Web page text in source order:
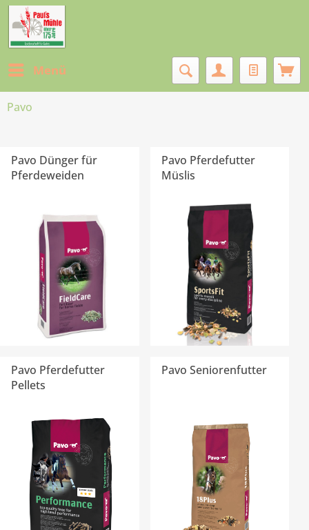
Menü
Pavo
Pavo Dünger für
Pferdeweiden
Pavo Pferdefutter
Müslis
Pavo Pferdefutter
Pellets
Pavo Seniorenfutter